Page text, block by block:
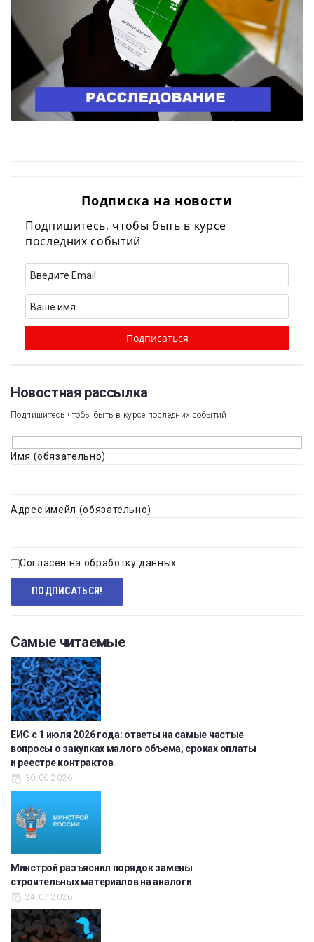
Подписка на новости
Подпишитесь, чтобы быть в курсе
последних событий
Новостная рассылка​
Подпишитесь чтобы быть в курсе последних событий
Имя (обязательно)
Адрес имейл (обязательно)
Согласен на обработку данных
Самые читаемые
ЕИС с 1 июля 2026 года: ответы на самые частые
вопросы о закупках малого объема, сроках оплаты
и реестре контрактов
30.06.2026
Минстрой разъяснил порядок замены
строительных материалов на аналоги
24.07.2026